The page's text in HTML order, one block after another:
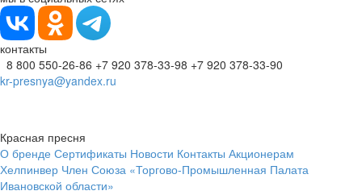
контакты
8 800 550-26-86 +7 920 378-33-98 +7 920 378-33-90
kr-presnya@yandex.ru
Красная пресня
О бренде Сертификаты Новости Контакты Акционерам
Хелпинвер Член Союза «Торгово-Промышленная Палата
Ивановской области»